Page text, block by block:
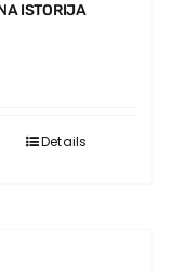
ISTORIJA
Details